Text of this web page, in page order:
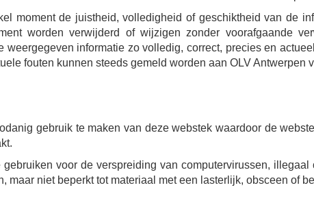
moment de juistheid, volledigheid of geschiktheid van de
worden verwijderd of wijzigen zonder voorafgaande
weergegeven informatie zo volledig, correct, precies en
fouten kunnen steeds gemeld worden aan OLV Antwerpen
gebruik te maken van deze webstek waardoor de
voor de verspreiding van computervirussen,
maar niet beperkt tot materiaal met een lasterlijk, obsceen of